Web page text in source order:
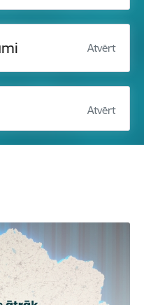
Atvērt
Atvērt